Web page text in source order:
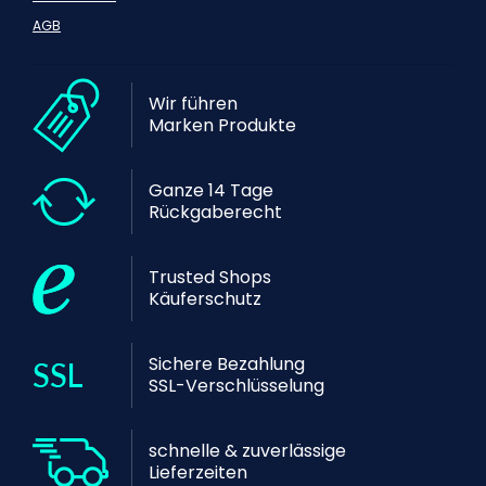
AGB
Wir führen
Marken Produkte
Ganze 14 Tage
Rückgaberecht
Trusted Shops
Käuferschutz
Sichere Bezahlung
SSL-Verschlüsselung
schnelle & zuverlässige
Lieferzeiten